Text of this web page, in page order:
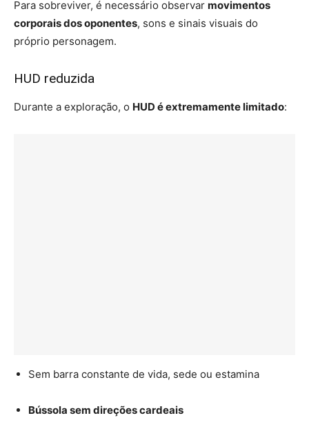
Para sobreviver, é necessário observar movimentos
corporais dos oponentes, sons e sinais visuais do
próprio personagem.
HUD reduzida
Durante a exploração, o HUD é extremamente limitado:
Sem barra constante de vida, sede ou estamina
Bússola sem direções cardeais